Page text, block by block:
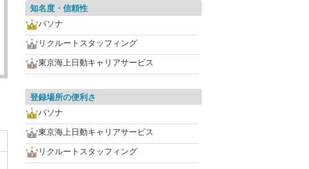
知名度・信頼性
パソナ
リクルートスタッフィング
東京海上日動キャリアサービス
登録場所の便利さ
パソナ
東京海上日動キャリアサービス
リクルートスタッフィング